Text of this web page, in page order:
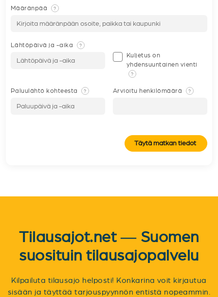
Määränpää ?
Lähtöpäivä ja -aika ?
Kuljetus on
yhdensuuntainen vienti
?
Paluulähtö kohteesta ? Arvioitu henkilömäärä ?
Täytä matkan tiedot
Tilausajot.net — Suomen
suosituin tilausajopalvelu
Kilpailuta tilausajo helposti! Konkarina voit kirjautua
sisään ja täyttää tarjouspyynnön entistä nopeammin.